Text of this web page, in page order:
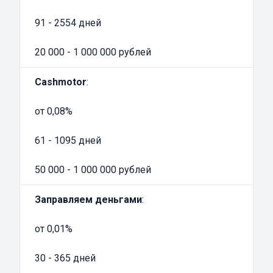
которая максимально устроит по всем
91 - 2554 дней
20 000 - 1 000 000 рублей
Cashmotor:
от 0,08%
61 - 1095 дней
50 000 - 1 000 000 рублей
Заправляем деньгами:
от 0,01%
30 - 365 дней